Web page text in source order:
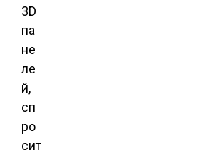
3D
па
не
ле
й,
сп
ро
сит